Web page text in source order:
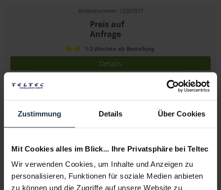
Zustimmung Details Über Cookies
Mit Cookies alles im Blick... Ihre Privatsphäre bei Teltec
Wir verwenden Cookies, um Inhalte und Anzeigen zu
personalisieren, Funktionen für soziale Medien anbieten
zu können und die Zugriffe auf unsere Website zu
Artikelnummer: 12287977
Preis auf
Anfrage
1-2 Wochen ab Bestellung
Details
12G-SDI 4K/UHD/HD-Recorder und Player